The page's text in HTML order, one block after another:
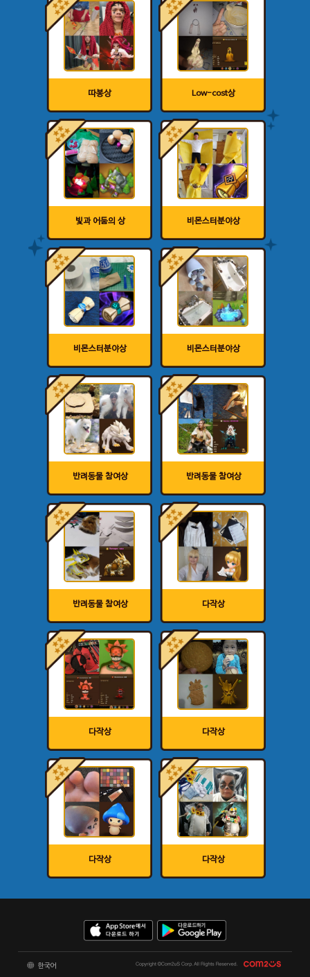
따봉상 Low-cost상
빛과 어둠의 상 비몬스터분야상
비몬스터분야상 비몬스터분야상
반려동물 참여상 반려동물 참여상
반려동물 참여상 다작상
다작상 다작상
다작상 다작상
한국어